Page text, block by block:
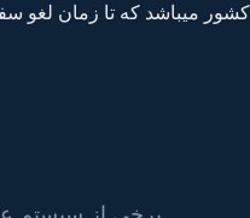
میباشد که تا زمان لغو